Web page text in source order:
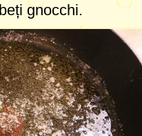
gnocchi.